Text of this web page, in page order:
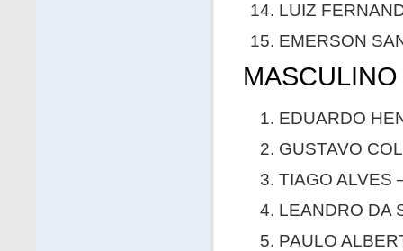
LUIZ
EMERSON
EDUARDO
GUSTAVO
TIAGO ALVES
LEANDRO DA
PAULO